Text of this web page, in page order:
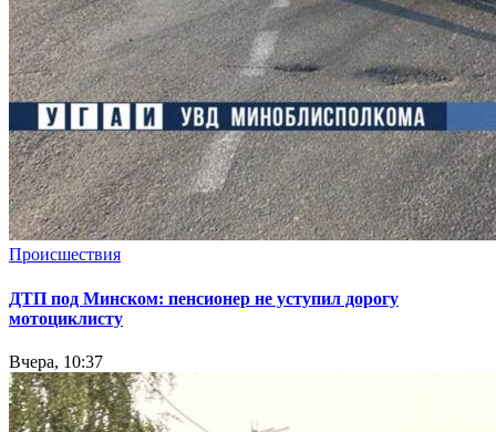
Происшествия
ДТП под Минском: пенсионер не уступил дорогу
мотоциклисту
Вчера, 10:37